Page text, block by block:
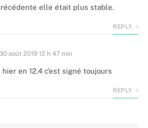
elle était plus stable.
REPLY
30 août 2019 12 h 47 min
hier en 12.4 c’est signé toujours
REPLY